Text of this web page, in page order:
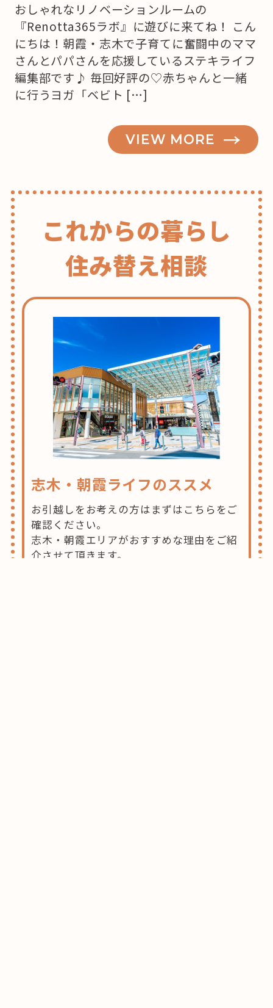
おしゃれなリノベーションルームの
『Renotta365ラボ』に遊びに来てね！ こん
にちは！朝霞・志木で子育てに奮闘中のママ
さんとパパさんを応援しているステキライフ
編集部です♪ 毎回好評の♡赤ちゃんと一緒
に行うヨガ「ベビト […]
VIEW MORE
これからの暮らし
住み替え相談
志木・朝霞ライフのススメ
お引越しをお考えの方はまずはこちらをご
確認ください。
志木・朝霞エリアがおすすめな理由をご紹
介させて頂きます。